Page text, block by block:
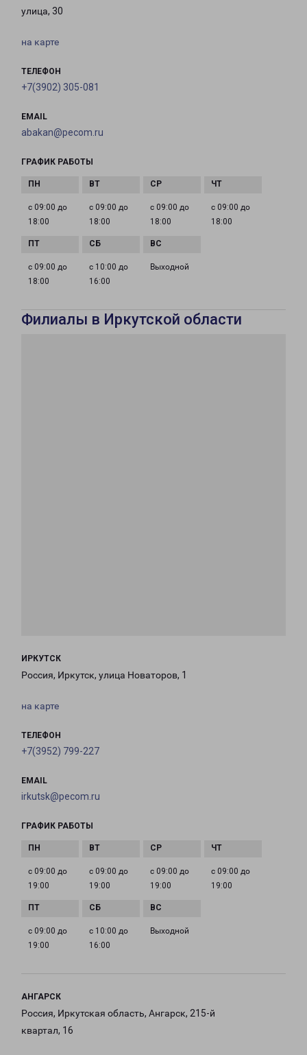
улица, 30
на карте
ТЕЛЕФОН
+7(3902) 305-081
EMAIL
abakan@pecom.ru
ГРАФИК РАБОТЫ
с 09:00 до
18:00
с 09:00 до
18:00
с 09:00 до
18:00
с 09:00 до
18:00
с 09:00 до
18:00
с 10:00 до
16:00
Выходной
Филиалы в Иркутской области
ИРКУТСК
Россия, Иркутск, улица Новаторов, 1
на карте
ТЕЛЕФОН
+7(3952) 799-227
EMAIL
irkutsk@pecom.ru
ГРАФИК РАБОТЫ
с 09:00 до
19:00
с 09:00 до
19:00
с 09:00 до
19:00
с 09:00 до
19:00
с 09:00 до
19:00
с 10:00 до
16:00
Выходной
АНГАРСК
Россия, Иркутская область, Ангарск, 215-й
квартал, 16